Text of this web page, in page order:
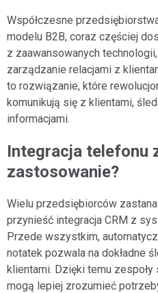
Współczesne
modelu B2B, coraz częściej
z zaawansowanych
zarządzanie relacjami z
to rozwiązanie, które
komunikują się z klientami,
informacjami.
Integracja telefonu
zastosowanie?
Wielu przedsiębiorców
przynieść integracja CRM z
Przede wszystkim,
notatek pozwala na dokładne
klientami. Dzięki temu
mogą lepiej zrozumieć